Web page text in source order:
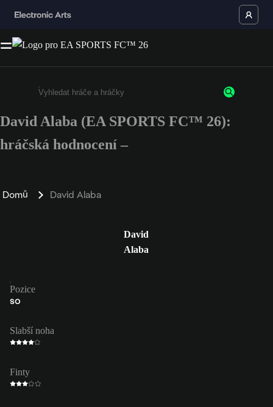
Enter a minimum of 3 characters or numbers
David Alaba (EA SPORTS FC™ 26):
hráčská hodnocení –
Domů David Alaba
David
Alaba
Pozice
SO
Slabší noha
Finty